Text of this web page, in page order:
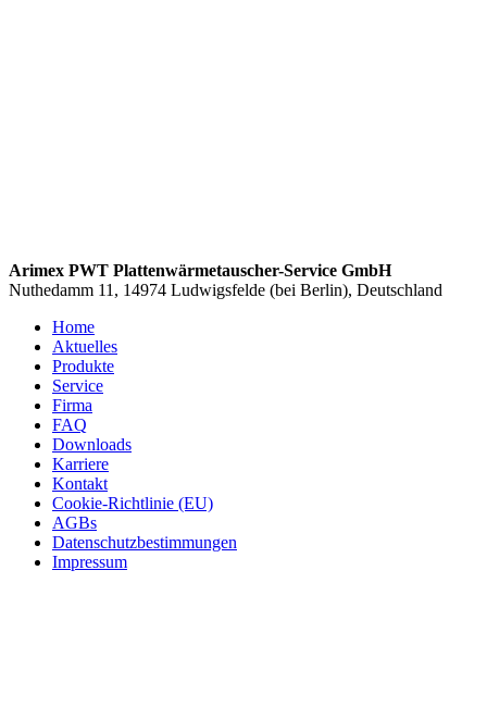
Arimex PWT Plattenwärmetauscher-Service GmbH
Nuthedamm 11, 14974 Ludwigsfelde (bei Berlin), Deutschland
Home
Aktuelles
Produkte
Service
Firma
FAQ
Downloads
Karriere
Kontakt
Cookie-Richtlinie (EU)
AGBs
Datenschutzbestimmungen
Impressum